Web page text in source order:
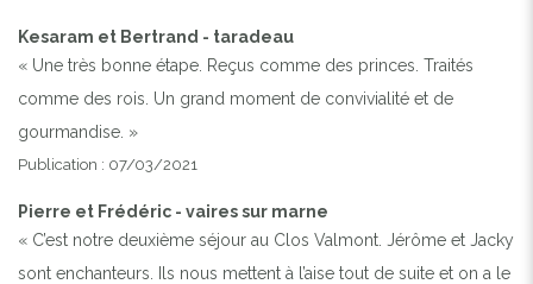
Kesaram et Bertrand - taradeau
« Une très bonne étape. Reçus comme des princes. Traités
comme des rois. Un grand moment de convivialité et de
gourmandise. »
Publication : 07/03/2021
Pierre et Frédéric - vaires sur marne
« C’est notre deuxième séjour au Clos Valmont. Jérôme et Jacky
sont enchanteurs. Ils nous mettent à l’aise tout de suite et on a le